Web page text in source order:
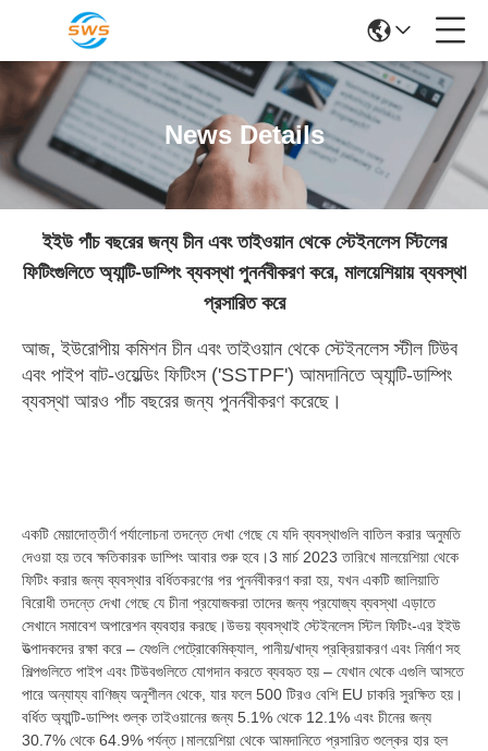
News Details
ইইউ পাঁচ বছরের জন্য চীন এবং তাইওয়ান থেকে স্টেইনলেস স্টিলের
ফিটিংগুলিতে অ্যান্টি-ডাম্পিং ব্যবস্থা পুনর্নবীকরণ করে, মালয়েশিয়ায় ব্যবস্থা
প্রসারিত করে
আজ, ইউরোপীয় কমিশন চীন এবং তাইওয়ান থেকে স্টেইনলেস স্টীল টিউব
এবং পাইপ বাট-ওয়েল্ডিং ফিটিংস ('SSTPF') আমদানিতে অ্যান্টি-ডাম্পিং
ব্যবস্থা আরও পাঁচ বছরের জন্য পুনর্নবীকরণ করেছে।
একটি মেয়াদোত্তীর্ণ পর্যালোচনা তদন্তে দেখা গেছে যে যদি ব্যবস্থাগুলি বাতিল করার অনুমতি
দেওয়া হয় তবে ক্ষতিকারক ডাম্পিং আবার শুরু হবে।3 মার্চ 2023 তারিখে মালয়েশিয়া থেকে
ফিটিং করার জন্য ব্যবস্থার বর্ধিতকরণের পর পুনর্নবীকরণ করা হয়, যখন একটি জালিয়াতি
বিরোধী তদন্তে দেখা গেছে যে চীনা প্রযোজকরা তাদের জন্য প্রযোজ্য ব্যবস্থা এড়াতে
সেখানে সমাবেশ অপারেশন ব্যবহার করছে।উভয় ব্যবস্থাই স্টেইনলেস স্টিল ফিটিং-এর ইইউ
উত্পাদকদের রক্ষা করে – যেগুলি পেট্রোকেমিক্যাল, পানীয়/খাদ্য প্রক্রিয়াকরণ এবং নির্মাণ সহ
শিল্পগুলিতে পাইপ এবং টিউবগুলিতে যোগদান করতে ব্যবহৃত হয় – যেখান থেকে এগুলি আসতে
পারে অন্যায্য বাণিজ্য অনুশীলন থেকে, যার ফলে 500 টিরও বেশি EU চাকরি সুরক্ষিত হয়।
বর্ধিত অ্যান্টি-ডাম্পিং শুল্ক তাইওয়ানের জন্য 5.1% থেকে 12.1% এবং চীনের জন্য
30.7% থেকে 64.9% পর্যন্ত।মালয়েশিয়া থেকে আমদানিতে প্রসারিত শুল্কের হার হল